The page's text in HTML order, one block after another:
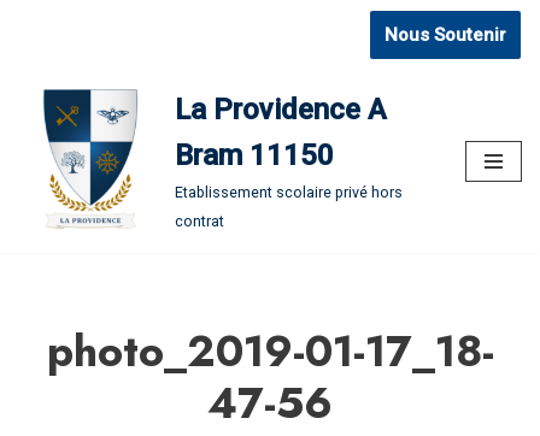
contenu
Nous Soutenir
La Providence A
Bram 11150
Etablissement scolaire privé hors
contrat
photo_2019-01-17_18-
47-56